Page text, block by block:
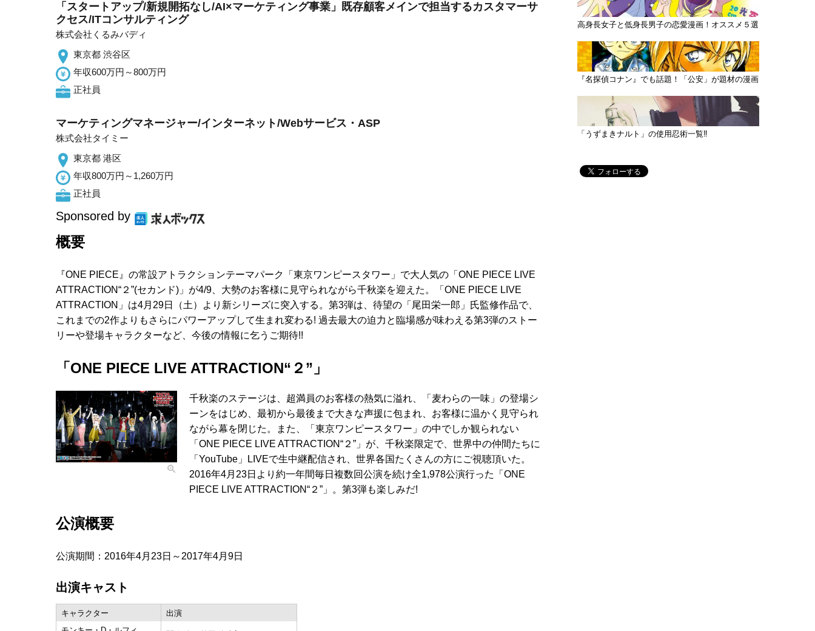
「スタートアップ/新規開拓なし/AI×マーケティング事業」既存顧客メインで担当するカスタマーサ
クセス/ITコンサルティング
株式会社くるみバディ
東京都 渋谷区
年収600万円～800万円
正社員
マーケティングマネージャー/インターネット/Webサービス・ASP
株式会社タイミー
東京都 港区
年収800万円～1,260万円
正社員
Sponsored by
概要
『ONE PIECE』の常設アトラクションテーマパーク「東京ワンピースタワー」で大人気の「ONE PIECE LIVE
ATTRACTION“２”(セカンド)」が4/9、大勢のお客様に見守られながら千秋楽を迎えた。「ONE PIECE LIVE
ATTRACTION」は4月29日（土）より新シリーズに突入する。第3弾は、待望の「尾田栄一郎」氏監修作品で、
これまでの2作よりもさらにパワーアップして生まれ変わる! 過去最大の迫力と臨場感が味わえる第3弾のストー
リーや登場キャラクターなど、今後の情報に乞うご期待!!
「ONE PIECE LIVE ATTRACTION“２”」
千秋楽のステージは、超満員のお客様の熱気に溢れ、「麦わらの一味」の登場シ
ーンをはじめ、最初から最後まで大きな声援に包まれ、お客様に温かく見守られ
ながら幕を閉じた。また、「東京ワンピースタワー」の中でしか観られない
「ONE PIECE LIVE ATTRACTION“２”」が、千秋楽限定で、世界中の仲間たちに
「YouTube」LIVEで生中継配信され、世界各国たくさんの方にご視聴頂いた。
2016年4月23日より約一年間毎日複数回公演を続け全1,978公演行った「ONE
PIECE LIVE ATTRACTION“２”」。第3弾も楽しみだ!
公演概要
公演期間：2016年4月23日～2017年4月9日
出演キャスト
キャラクター
出演
高身長女子と低身長男子の恋愛漫画！オススメ５選
『名探偵コナン』でも話題！「公安」が題材の漫画
「うずまきナルト」の使用忍術一覧‼